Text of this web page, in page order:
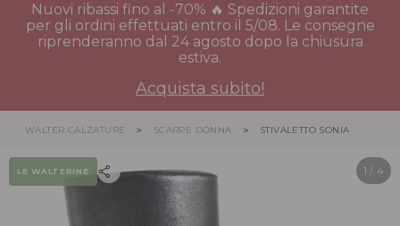
Nuovi ribassi fino al -70% 🔥 Spedizioni garantite
per gli ordini effettuati entro il 5/08. Le consegne
riprenderanno dal 24 agosto dopo la chiusura
estiva.
Acquista subito!
WALTER CALZATURE SCARPE DONNA STIVALETTO SONIA
1 / 4
LE WALTERINE